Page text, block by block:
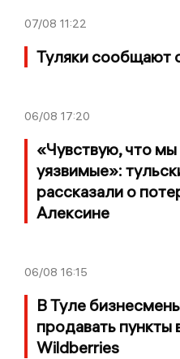
07/08 11:22
Туляки сообщают
06/08 17:20
«Чувствую, что
уязвимые»:
рассказали о
Алексине
06/08 16:15
В Туле
продавать пункты
Wildberries